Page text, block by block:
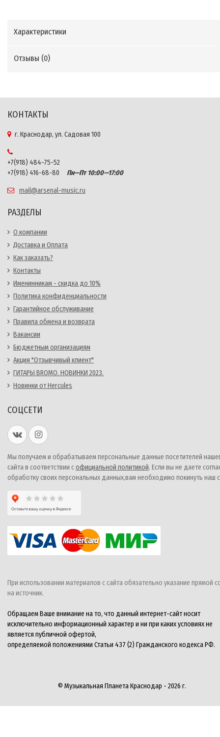
Характеристики
Отзывы (0)
КОНТАКТЫ
г. Краснодар, ул. Садовая 100
+7(918) 484-75-52
+7(918) 416-68-80
Пн—Пт 10:00—17:00
mail@arsenal-music.ru
РАЗДЕЛЫ
О компании
Доставка и Оплата
Как заказать?
Контакты
Именинникам - скидка до 10%
Политика конфиденциальности
Гарантийное обслуживание
Правила обмена и возврата
Вакансии
Бюджетным организациям
Акция "Отзывчивый клиент"
ГИТАРЫ BROMO. НОВИНКИ 2023.
Новинки от Hercules
СОЦСЕТИ
Мы получаем и обрабатываем персональные данные посетителей
сайта в соответствии софициальной политикой. Если вы не даете
обработку своих персональных данных,вам необходимо покинуть наш
При использовании материалов с сайта обязательно указание прямой
на источник.
Обращаем Ваше внимание на то, что данный интернет-сайт носит
исключительно информационный характер и ни при каких условиях не
является публичной офертой,
определяемой положениями Статьи 437 (2) Гражданского кодекса РФ.
© Музыкальная Планета Краснодар - 2026 г.